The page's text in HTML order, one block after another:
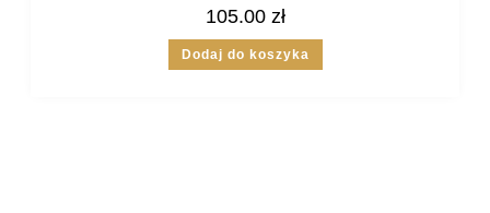
105.00 zł
Dodaj do koszyka